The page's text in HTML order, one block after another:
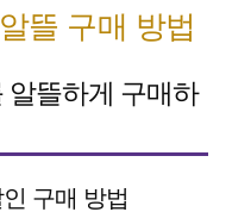
뜰 구매 방법
알뜰하게 구매하
구매 방법